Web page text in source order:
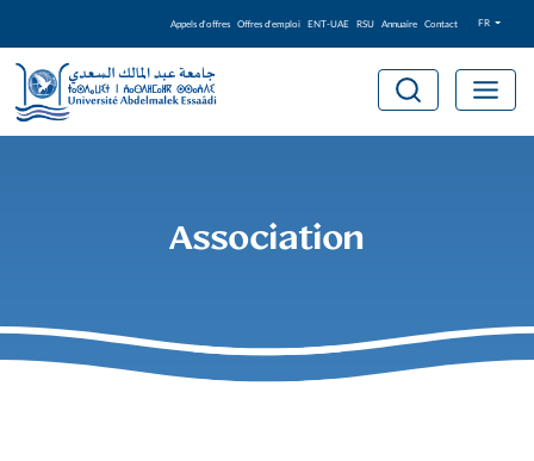
FR
Appels d'offres Offres d'emploi ENT-UAE RSU Annuaire Contact
Association